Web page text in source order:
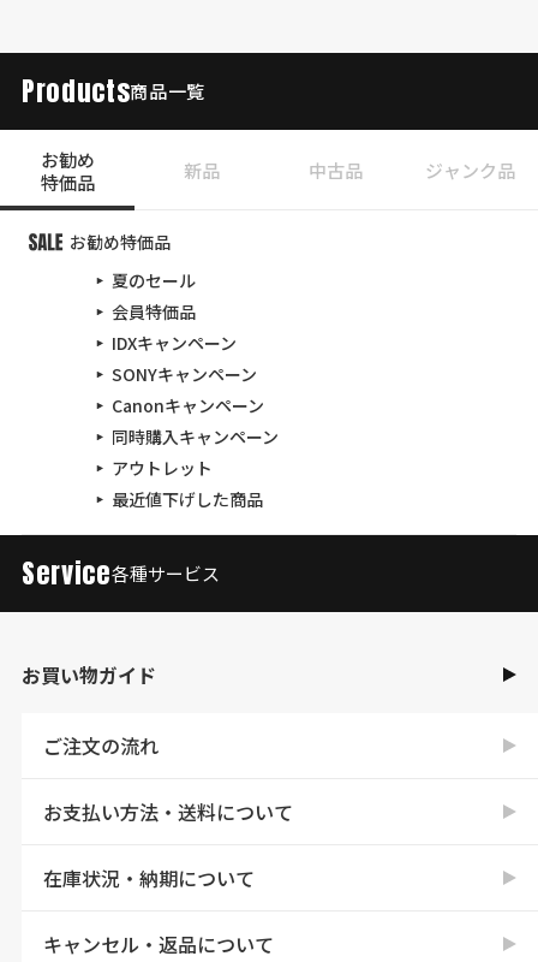
Products商品一覧
お勧め
特価品
新品 中古品 ジャンク品
お勧め特価品
夏のセール
会員特価品
IDXキャンペーン
SONYキャンペーン
Canonキャンペーン
同時購入キャンペーン
アウトレット
最近値下げした商品
Service各種サービス
お買い物ガイド
ご注文の流れ
お支払い方法・送料について
在庫状況・納期について
キャンセル・返品について